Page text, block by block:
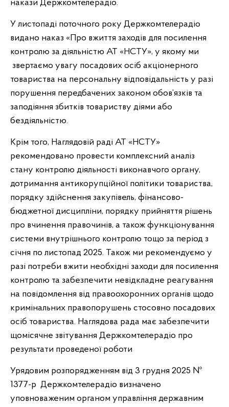
накази Держкомтелерадіо.
У листопаді поточного року Держкомтелерадіо
видано наказ «Про вжиття заходів для посилення
контролю за діяльністю АТ «НСТУ», у якому ми
звертаємо увагу посадових осіб акціонерного
товариства на персональну відповідальність у разі
порушення передбачених законом обов’язків та
заподіяння збитків товариству діями або
бездіяльністю.
Крім того, Наглядовій раді АТ «НСТУ»
рекомендовано провести комплексний аналіз
стану контролю діяльності виконавчого органу,
дотримання антикорупційної політики товариства,
порядку здійснення закупівель, фінансово-
бюджетної дисципліни, порядку прийняття рішень
про вчинення правочинів, а також функціонування
системи внутрішнього контролю тощо за період з
січня по листопад 2025. Також ми рекомендуємо у
разі потреби вжити необхідні заходи для посилення
контролю та забезпечити невідкладне реагування
на повідомлення від правоохоронних органів щодо
кримінальних правопорушень стосовно посадових
осіб товариства. Наглядова рада має забезпечити
щомісячне звітування Держкомтелерадіо про
результати проведеної роботи
Урядовим розпорядженням від 3 грудня 2025 №
1377-р Держкомтелерадіо визначено
уповноваженим органом управління державним